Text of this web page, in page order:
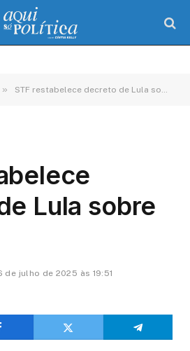
» STF restabelece decreto de Lula sobre IOF
Lula sobre
de julho de 2025 às 19:51